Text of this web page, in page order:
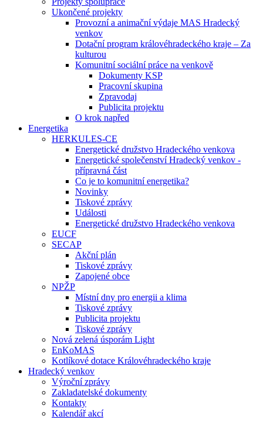
Ukončené projekty
Provozní a animační výdaje MAS Hradecký
venkov
Dotační program královéhradeckého kraje – Za
kulturou
Komunitní sociální práce na venkově
Dokumenty KSP
Pracovní skupina
Zpravodaj
Publicita projektu
O krok napřed
Energetika
HERKULES-CE
Energetické družstvo Hradeckého venkova
Energetické společenství Hradecký venkov -
přípravná část
Co je to komunitní energetika?
Novinky
Tiskové zprávy
Události
Energetické družstvo Hradeckého venkova
EUCF
SECAP
Akční plán
Tiskové zprávy
Zapojené obce
NPŽP
Místní dny pro energii a klima
Tiskové zprávy
Publicita projektu
Tiskové zprávy
Nová zelená úsporám Light
EnKoMAS
Kotlíkové dotace Královéhradeckého kraje
Hradecký venkov
Výroční zprávy
Zakladatelské dokumenty
Kontakty
Kalendář akcí